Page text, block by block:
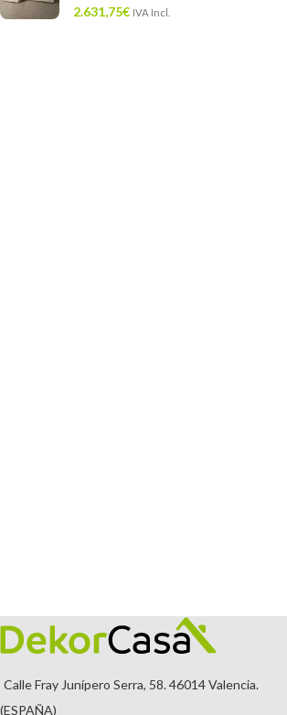
2.631,75€ IVA Incl.
Calle Fray Junípero Serra, 58. 46014 Valencia.
(ESPAÑA)